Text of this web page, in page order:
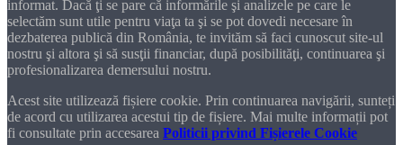
informat. Dacă ţi se pare că informările şi analizele pe care le
selectăm sunt utile pentru viaţa ta şi se pot dovedi necesare în
dezbaterea publică din România, te invităm să faci cunoscut site-ul
nostru şi altora şi să susţii financiar, după posibilităţi, continuarea şi
profesionalizarea demersului nostru.
Acest site utilizează fișiere cookie. Prin continuarea navigării, sunteți
de acord cu utilizarea acestui tip de fișiere. Mai multe informații pot
fi consultate prin accesarea Politicii privind Fișierele Cookie